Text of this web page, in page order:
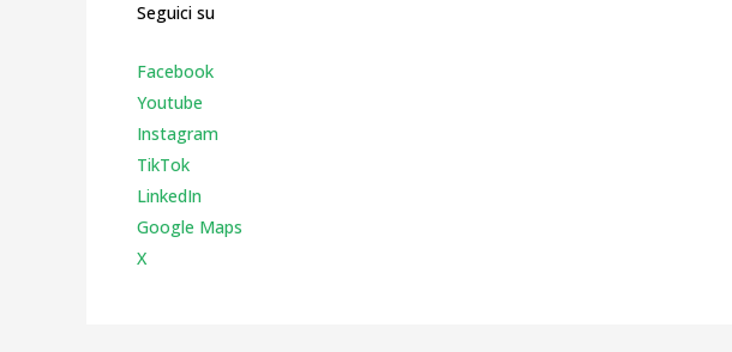
Seguici su
Facebook
Youtube
Instagram
TikTok
LinkedIn
Google Maps
X